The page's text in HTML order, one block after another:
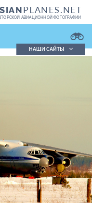
PLANES.NET
АВИАЦИОННОЙ ФОТОГРАФИИ
НАШИ САЙТЫ